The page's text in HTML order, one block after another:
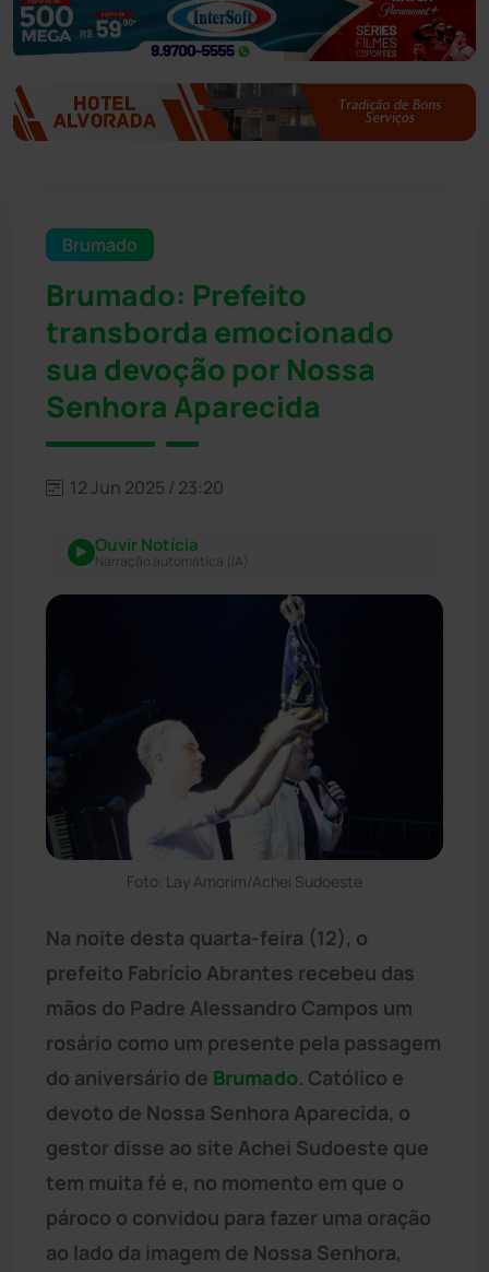
Brumado
Brumado: Prefeito
transborda emocionado
sua devoção por Nossa
Senhora Aparecida
12 Jun 2025 / 23:20
Ouvir Notícia
Narração automática (IA)
Foto: Lay Amorim/Achei Sudoeste
Na noite desta quarta-feira (12), o
prefeito Fabrício Abrantes recebeu das
mãos do Padre Alessandro Campos um
rosário como um presente pela passagem
do aniversário de Brumado. Católico e
devoto de Nossa Senhora Aparecida, o
gestor disse ao site Achei Sudoeste que
tem muita fé e, no momento em que o
pároco o convidou para fazer uma oração
ao lado da imagem de Nossa Senhora,